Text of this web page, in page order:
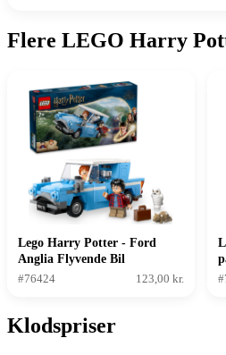
Flere LEGO Harry
Lego Harry Potter - Ford
Anglia Flyvende Bil
#76424
123,00 kr.
Klodspriser